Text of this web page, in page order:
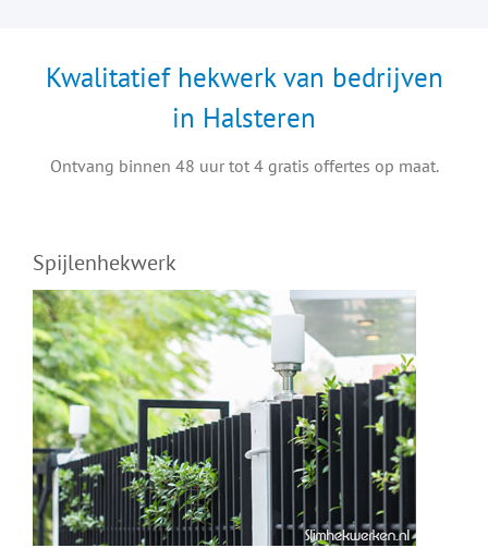
Kwalitatief hekwerk van bedrijven
in Halsteren
Ontvang binnen 48 uur tot 4 gratis offertes op maat.
Spijlenhekwerk